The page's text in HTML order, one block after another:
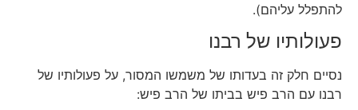
להתפלל עליהם).
פעולותיו של רבנו
נסיים חלק זה בעדותו של משמשו המסור, על פעולותיו של
רבנו עם הרב פיש בביתו של הרב פיש: